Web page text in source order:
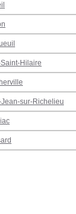
Hilaire
sur-Richelieu